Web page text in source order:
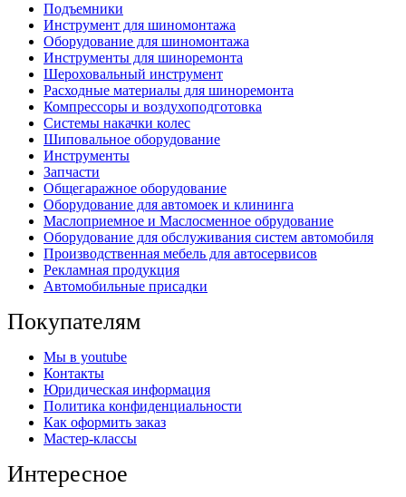
Подъемники
Инструмент для шиномонтажа
Оборудование для шиномонтажа
Инструменты для шиноремонта
Шероховальный инструмент
Расходные материалы для шиноремонта
Компрессоры и воздухоподготовка
Системы накачки колес
Шиповальное оборудование
Инструменты
Запчасти
Общегаражное оборудование
Оборудование для автомоек и клининга
Маслоприемное и Маслосменное обрудование
Оборудование для обслуживания систем автомобиля
Производственная мебель для автосервисов
Рекламная продукция
Автомобильные присадки
Покупателям
Мы в youtube
Контакты
Юридическая информация
Политика конфиденциальности
Как оформить заказ
Мастер-классы
Интересное